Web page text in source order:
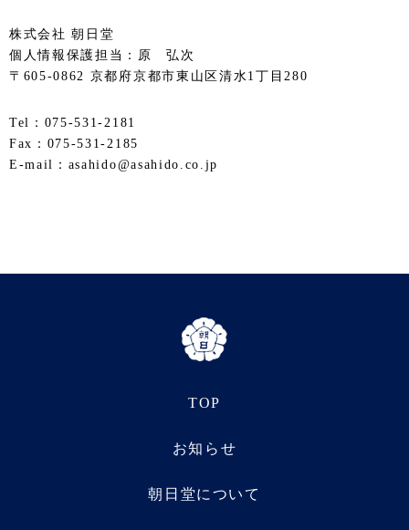
株式会社 朝日堂
個人情報保護担当：原 弘次
〒605-0862 京都府京都市東山区清水1丁目280
Tel：075-531-2181
Fax：075-531-2185
E-mail：asahido@asahido.co.jp
TOP
お知らせ
朝日堂について